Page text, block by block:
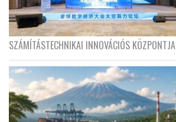
SZÁMÍTÁSTECHNIKAI INNOVÁCIÓS KÖZPONTJA